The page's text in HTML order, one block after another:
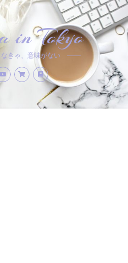
in Tokyo
きゃ、意味がない